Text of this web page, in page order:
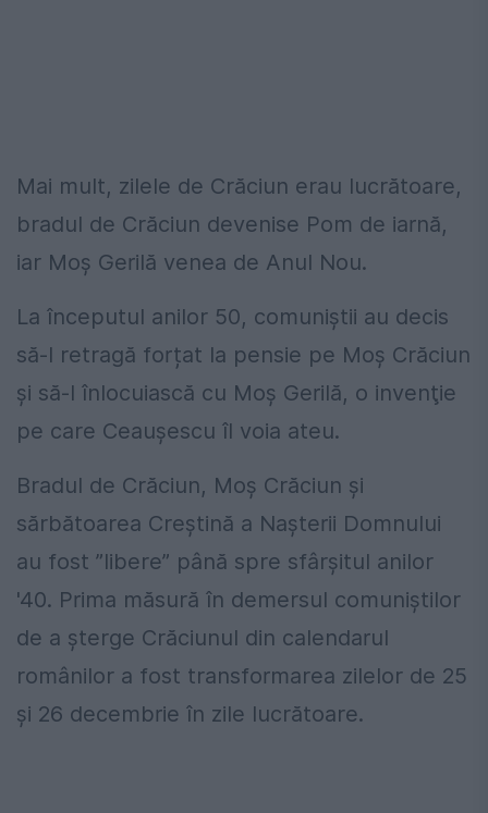
Mai mult, zilele de Crăciun erau lucrătoare,
bradul de Crăciun devenise Pom de iarnă,
iar Moș Gerilă venea de Anul Nou.
La începutul anilor 50, comuniştii au decis
să-l retragă forțat la pensie pe Moş Crăciun
şi să-l înlocuiască cu Moş Gerilă, o invenţie
pe care Ceauşescu îl voia ateu.
Bradul de Crăciun, Moş Crăciun şi
sărbătoarea Creştină a Naşterii Domnului
au fost ”libere” până spre sfârşitul anilor
'40. Prima măsură în demersul comuniştilor
de a şterge Crăciunul din calendarul
românilor a fost transformarea zilelor de 25
şi 26 decembrie în zile lucrătoare.